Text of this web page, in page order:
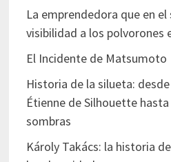
La emprendedora que en el
visibilidad a los polvorones
El Incidente de Matsumoto
Historia de la silueta:
Étienne de Silhouette
sombras
Károly Takács: la historia